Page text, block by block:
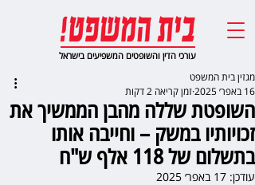
עורכי הדין והשופטים המשפיעים בישראל
השופטת שללה מהבן הממשיך את
זכויותיו במשק – וחייבה אותו
בתשלום של 118 אלף ש"ח
מגזין בית המשפט
16 באפר׳ 2025
זמן קריאה 2 דקות
עודכן: 17 באפר׳ 2025